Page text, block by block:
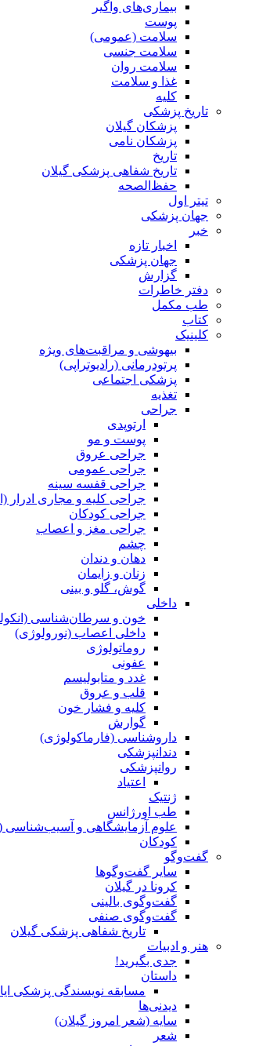
بیماری‌های واگیر
پوست
سلامت (عمومی)
سلامت جنسی
سلامت روان
غذا و سلامت
کلیه
تاریخ پزشکی
پزشکان گیلان
پزشکان نامی
تاریخ
تاریخ شفاهی پزشکی گیلان
حفظ‌الصحه
تیتر اول
جهان پزشکی
خبر
اخبار تازه
جهان پزشکی
گزارش
دفتر خاطرات
طب مکمل
کتاب
کلینیک
بیهوشی و مراقبت‌های ویژه
پرتودرمانی (رادیوتراپی)
پزشکی اجتماعی
تغذیه
جراحی
ارتوپدی
پوست و مو
جراحی عروق
جراحی عمومی
جراحی قفسه‌ سینه
جراحی کلیه و مجاری ادرار
جراحی کودکان
جراحی مغز و اعصاب
چشم
دهان و دندان
زنان و زایمان
گوش، گلو و بینی
داخلی
خون و سرطان‌شناسی
داخلی اعصاب (نورولوژی)
روماتولوژی
عفونی
غدد و متابولیسم
قلب و عروق
کلیه و فشار خون
گوارش
داروشناسی (فارماکولوژی)
دندانپزشکی
روانپزشکی
اعتیاد
ژنتیک
طب اورژانس
علوم آزمایشگاهی و آسیب‌شناسی
کودکان
گفت‌وگو
سایر گفت‌وگوها
کرونا در گیلان
گفت‌وگوی بالینی
گفت‌وگوی صنفی
تاریخ شفاهی پزشکی گیلان
هنر و ادبیات
جدی بگیرید!
داستان
مسابقه نویسندگی پزشکی
دیدنی‌ها
سایه (شعر امروز گیلان)
شعر